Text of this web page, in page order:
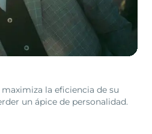
la eficiencia de su
un ápice de personalidad.